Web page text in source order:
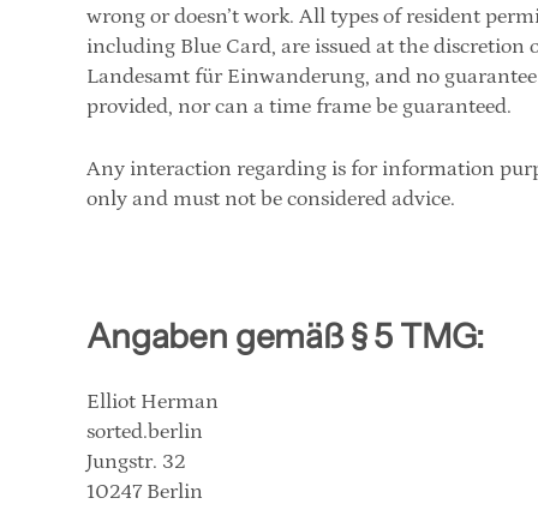
wrong or doesn’t work. All types of resident
including Blue Card, are issued at the discretion
Landesamt für Einwanderung, and no
provided, nor can a time frame be guaranteed.
Any interaction regarding is for information
only and must not be considered advice.
Angaben gemäß § 5 TMG:
Elliot Herman
sorted.berlin
Jungstr. 32
​10247 Berlin